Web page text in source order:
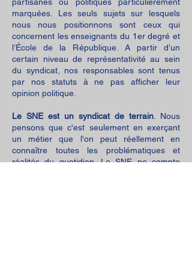
marquées. Les seuls sujets sur lesquels
nous nous positionnons sont ceux qui
concernent les enseignants du 1er degré et
l’École de la République. A partir d’un
certain niveau de représentativité au sein
du syndicat, nos responsables sont tenus
par nos statuts à ne pas afficher leur
opinion politique.
Le SNE est un syndicat de terrain . Nous
pensons que c'est seulement en exerçant
un métier que l'on peut réellement en
connaître toutes les problématiques et
réalités du quotidien. Le SNE ne compte